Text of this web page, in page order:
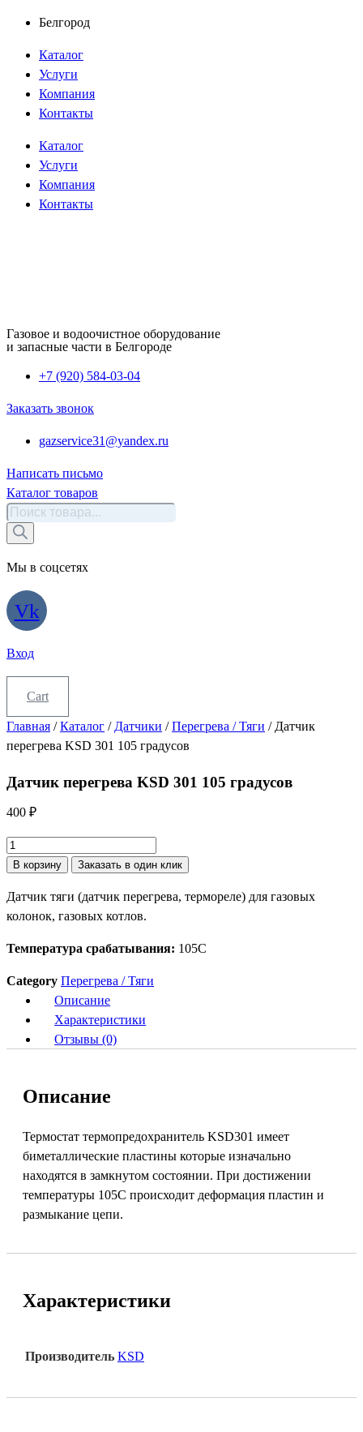
Перейти
содержимому
Белгород
Каталог
Услуги
Компания
Контакты
Каталог
Услуги
Компания
Контакты
Газовое и водоочистное оборудование
и запасные части в Белгороде
+7 (920) 584-03-04
Заказать звонок
gazservice31@yandex.ru
Написать письмо
Каталог товаров
Поиск
товаров
Мы в соцсетях
Vk
Вход
Cart
Главная /Каталог / Датчики /Перегрева / Тяги / Датчик
перегрева KSD 301 105 градусов
Датчик перегрева KSD 301 105 градусов
400 ₽
Количество
товара
перегрева
KSD
301
градусов
В корзину Заказать в один клик
Датчик тяги (датчик перегрева, термореле) для газовых
колонок, газовых котлов.
Температура срабатывания: 105C
Category Перегрева / Тяги
Описание
Характеристики
Отзывы (0)
Описание
Термостат термопредохранитель KSD301 имеет
биметаллические пластины которые изначально
находятся в замкнутом состоянии. При достижении
температуры 105С происходит деформация пластин и
размыкание цепи.
Характеристики
Производитель KSD